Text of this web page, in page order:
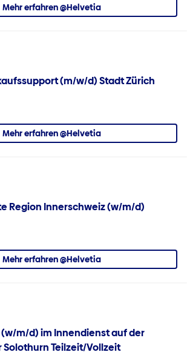
Mehr erfahren @Helvetia
(m/w/d) Stadt Zürich
Mehr erfahren @Helvetia
Region Innerschweiz (w/m/d)
Mehr erfahren @Helvetia
m/d) im Innendienst auf der
Teilzeit/Vollzeit